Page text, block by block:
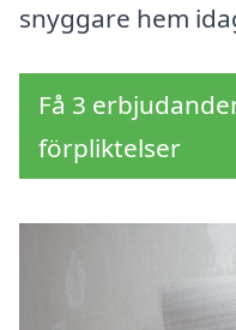
snyggare hem
Få 3
förpliktelser